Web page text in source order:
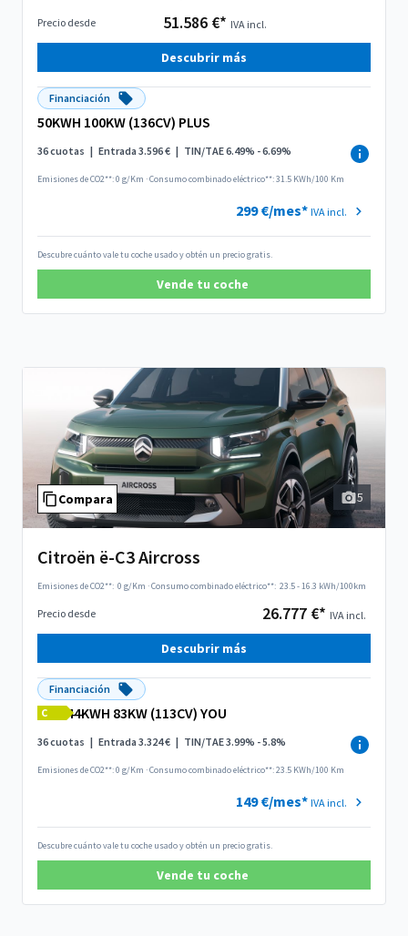
Precio desde 51.586 €* IVA incl.
Descubrir más
Financiación
50KWH 100KW (136CV) PLUS
36 cuotas | Entrada 3.596 € | TIN/TAE 6.49% - 6.69%
Emisiones de CO2**: 0 g/Km ·Consumo combinado eléctrico**: 31.5 KWh/100 Km
299 €/mes* IVA incl.
Descubre cuánto vale tu coche usado y obtén un precio gratis.
Vende tu coche
Compara 5
Citroën ë-C3 Aircross
Emisiones de CO2**: 0 g/Km ·Consumo combinado eléctrico**: 23.5 - 16.3 kWh/100km
Precio desde 26.777 €* IVA incl.
Descubrir más
Financiación
C
44KWH 83KW (113CV) YOU
36 cuotas | Entrada 3.324 € | TIN/TAE 3.99% - 5.8%
Emisiones de CO2**: 0 g/Km ·Consumo combinado eléctrico**: 23.5 KWh/100 Km
149 €/mes* IVA incl.
Descubre cuánto vale tu coche usado y obtén un precio gratis.
Vende tu coche